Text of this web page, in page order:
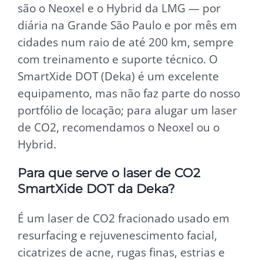
são o Neoxel e o Hybrid da LMG — por
diária na Grande São Paulo e por mês em
cidades num raio de até 200 km, sempre
com treinamento e suporte técnico. O
SmartXide DOT (Deka) é um excelente
equipamento, mas não faz parte do nosso
portfólio de locação; para alugar um laser
de CO2, recomendamos o Neoxel ou o
Hybrid.
Para que serve o laser de CO2
SmartXide DOT da Deka?
É um laser de CO2 fracionado usado em
resurfacing e rejuvenescimento facial,
cicatrizes de acne, rugas finas, estrias e